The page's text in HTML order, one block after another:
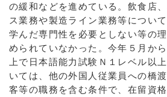
の緩和などを進めている。飲食店
ス業務や製造ライン業務等につい
学んだ専門性を必要としない等の
められていなかった。今年５月か
上で日本語能力試験Ｎ１レベル以
いては、他の外国人従業員への橋
客等の職務を含む条件で、在留資